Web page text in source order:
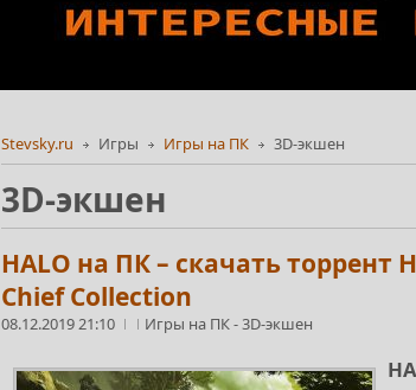
Stevsky.ru Игры Игры на ПК 3D-экшен
3D-экшен
HALO на ПК – скачать торрент
Chief Collection
08.12.2019 21:10 Игры на ПК-3D-экшен